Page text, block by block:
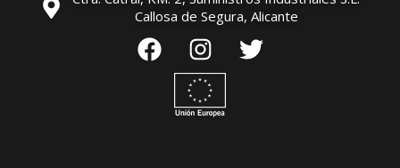
Callosa de Segura, Alicante